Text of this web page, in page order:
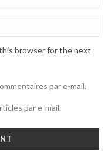
browser for the next
par e-mail.
par e-mail.